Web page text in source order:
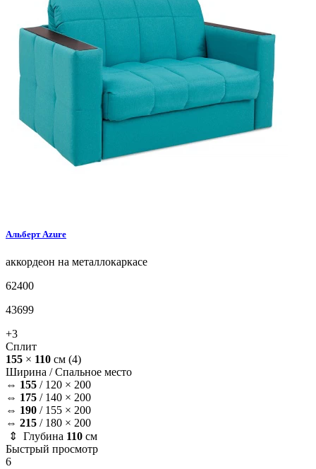
АльбертAzure
аккордеон на металлокаркасе
62400
43699
+3
Сплит
155 × 110 см (4)
Ширина /Спальное место
⇔ 155 / 120 × 200
⇔ 175 / 140 × 200
⇔ 190 / 155 × 200
⇔ 215 / 180 × 200
⇕ Глубина 110 см
Быстрый просмотр
6